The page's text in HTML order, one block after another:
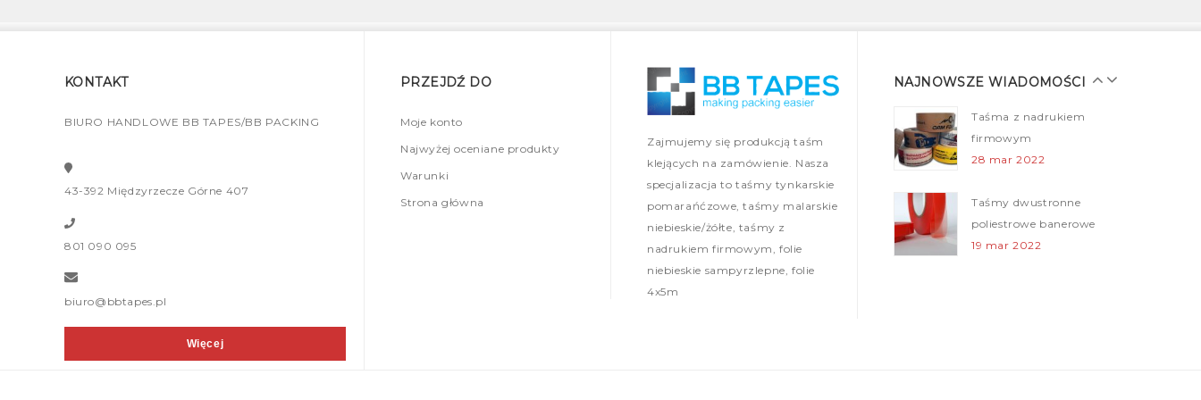
KONTAKT
BIURO HANDLOWE BB TAPES/BB PACKING
43-392 Międzyrzecze Górne 407
801 090 095
biuro@bbtapes.pl
Więcej
PRZEJDŹ DO
Moje konto
Najwyżej oceniane produkty
Warunki
Strona główna
Zajmujemy się produkcją taśm
klejących na zamówienie. Nasza
specjalizacja to taśmy tynkarskie
pomarańćzowe, taśmy malarskie
niebieskie/żółte, taśmy z
nadrukiem firmowym, folie
niebieskie sampyrzlepne, folie
4x5m
NAJNOWSZE WIADOMOŚCI
Taśmy malarskie dla
28 mar 2022
Taśma z nadrukiem
firmowym
28 mar 2022
Taśmy dwustronne
poliestrowe banerowe
19 mar 2022